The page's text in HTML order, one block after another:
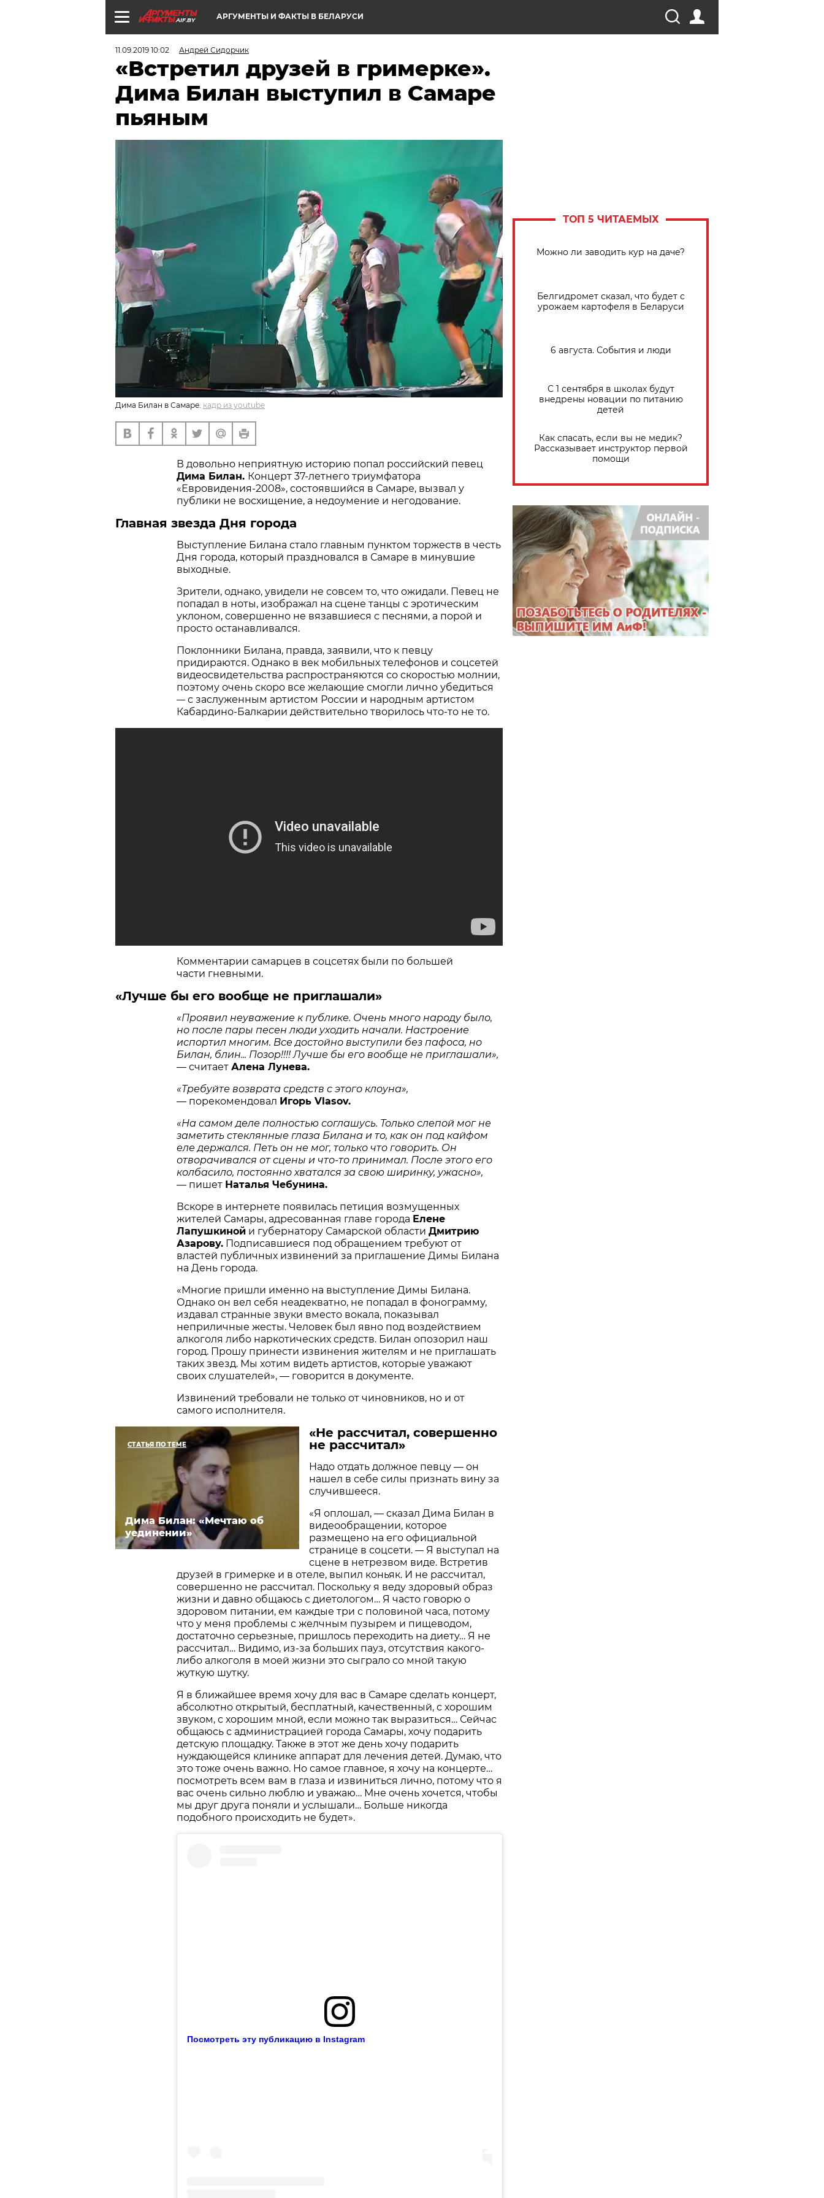
AIF.BY АРГУМЕНТЫ И ФАКТЫ В БЕЛАРУСИ
11.09.2019 10:02 Андрей Сидорчик
«Встретил друзей в гримерке».
Дима Билан выступил в Самаре
пьяным
Дима Билан в Самаре. кадр из youtube
В довольно неприятную историю попал российский певец
Дима Билан. Концерт 37-летнего триумфатора
«Евровидения-2008», состоявшийся в Самаре, вызвал у
публики не восхищение, а недоумение и негодование.
Главная звезда Дня города
Выступление Билана стало главным пунктом торжеств в честь
Дня города, который праздновался в Самаре в минувшие
выходные.
Зрители, однако, увидели не совсем то, что ожидали. Певец не
попадал в ноты, изображал на сцене танцы с эротическим
уклоном, совершенно не вязавшиеся с песнями, а порой и
просто останавливался.
Поклонники Билана, правда, заявили, что к певцу
придираются. Однако в век мобильных телефонов и соцсетей
видеосвидетельства распространяются со скоростью молнии,
поэтому очень скоро все желающие смогли лично убедиться
— с заслуженным артистом России и народным артистом
Кабардино-Балкарии действительно творилось что-то не то.
Комментарии самарцев в соцсетях были по большей
части гневными.
«Лучше бы его вообще не приглашали»
«Проявил неуважение к публике. Очень много народу было,
но после пары песен люди уходить начали. Настроение
испортил многим. Все достойно выступили без пафоса, но
Билан, блин... Позор!!!! Лучше бы его вообще не приглашали»,
— считает Алена Лунева.
«Требуйте возврата средств с этого клоуна»,
— порекомендовал Игорь Vlasov.
«На самом деле полностью соглашусь. Только слепой мог не
заметить стеклянные глаза Билана и то, как он под кайфом
еле держался. Петь он не мог, только что говорить. Он
отворачивался от сцены и что-то принимал. После этого его
колбасило, постоянно хватался за свою ширинку, ужасно»,
— пишет Наталья Чебунина.
Вскоре в интернете появилась петиция возмущенных
жителей Самары, адресованная главе города Елене
Лапушкиной и губернатору Самарской области Дмитрию
Азарову. Подписавшиеся под обращением требуют от
властей публичных извинений за приглашение Димы Билана
на День города.
«Многие пришли именно на выступление Димы Билана.
Однако он вел себя неадекватно, не попадал в фонограмму,
издавал странные звуки вместо вокала, показывал
неприличные жесты. Человек был явно под воздействием
алкоголя либо наркотических средств. Билан опозорил наш
город. Прошу принести извинения жителям и не приглашать
таких звезд. Мы хотим видеть артистов, которые уважают
своих слушателей», — говорится в документе.
Извинений требовали не только от чиновников, но и от
самого исполнителя.
СТАТЬЯ ПО ТЕМЕ
Дима Билан: «Мечтаю об
уединении»
«Не рассчитал, совершенно
не рассчитал»
Надо отдать должное певцу — он
нашел в себе силы признать вину за
случившееся.
«Я оплошал, — сказал Дима Билан в
видеообращении, которое
размещено на его официальной
странице в соцсети. — Я выступал на
сцене в нетрезвом виде. Встретив
друзей в гримерке и в отеле, выпил коньяк. И не рассчитал,
совершенно не рассчитал. Поскольку я веду здоровый образ
жизни и давно общаюсь с диетологом… Я часто говорю о
здоровом питании, ем каждые три с половиной часа, потому
что у меня проблемы с желчным пузырем и пищеводом,
достаточно серьезные, пришлось переходить на диету… Я не
рассчитал… Видимо, из-за больших пауз, отсутствия какого-
либо алкоголя в моей жизни это сыграло со мной такую
жуткую шутку.
Я в ближайшее время хочу для вас в Самаре сделать концерт,
абсолютно открытый, бесплатный, качественный, с хорошим
звуком, с хорошим мной, если можно так выразиться… Сейчас
общаюсь с администрацией города Самары, хочу подарить
детскую площадку. Также в этот же день хочу подарить
нуждающейся клинике аппарат для лечения детей. Думаю, что
это тоже очень важно. Но самое главное, я хочу на концерте…
посмотреть всем вам в глаза и извиниться лично, потому что я
вас очень сильно люблю и уважаю… Мне очень хочется, чтобы
мы друг друга поняли и услышали… Больше никогда
подобного происходить не будет».
Посмотреть эту публикацию в Instagram
ТОП 5 ЧИТАЕМЫХ
Можно ли заводить кур на даче?
Белгидромет сказал, что будет с
урожаем картофеля в Беларуси
6 августа. События и люди
С 1 сентября в школах будут
внедрены новации по питанию
детей
Как спасать, если вы не медик?
Рассказывает инструктор первой
помощи